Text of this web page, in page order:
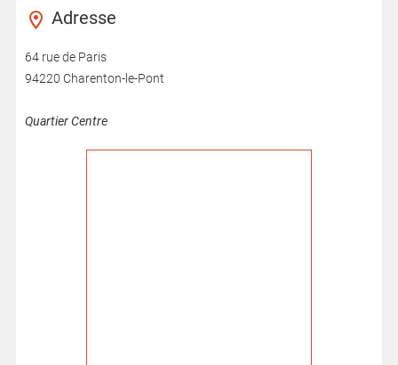
Adresse
64 rue de Paris
94220 Charenton-le-Pont
Quartier Centre